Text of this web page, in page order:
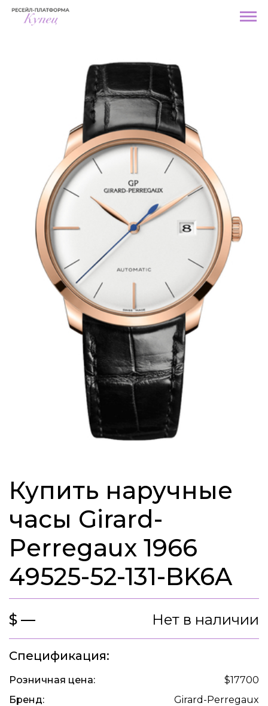
Купить наручные
часы Girard-
Perregaux 1966
49525-52-131-BK6A
$ — Нет в наличии
Спецификация:
Розничная цена:
$17700
Бренд:
Girard-Perregaux